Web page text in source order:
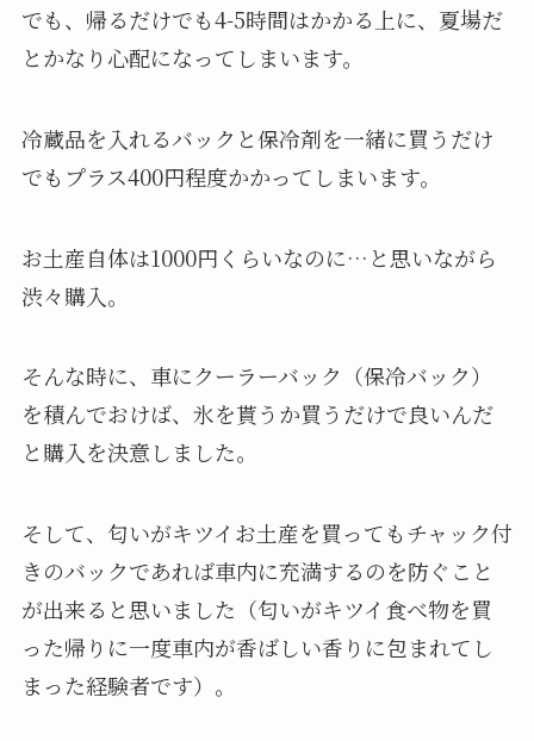
○なぜ買おうかと思ったのか？
旅行先が自宅から高速を使っても4-5時間以上かか
るところに出かけることが多いです。合わせて、
とも多いです。
毎回、出先で思うことが…美味しそうな冷蔵品の
でも、帰るだけでも4-5時間はかかる上に、夏場だ
とかなり心配になってしまいます。
冷蔵品を入れるバックと保冷剤を一緒に買うだけ